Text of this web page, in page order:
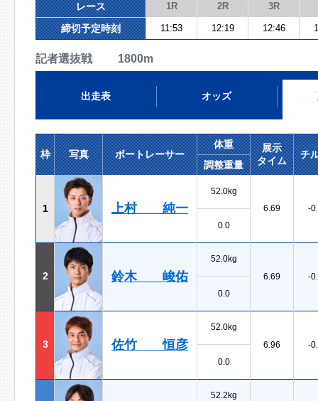
レース 1R 2R 3R
締切予定時刻 11:53 12:19 12:46
記者選抜戦 1800m
出走表 オッズ
枠 写真 ボートレーサー
体重
展示
タイム
チ
調整重量
1 上村 純一
52.0kg
6.69
-
0.0
2 鈴木 峻佑
52.0kg
6.69
-
0.0
3 佐竹 恒彦
52.0kg
6.96
-
0.0
52.2kg